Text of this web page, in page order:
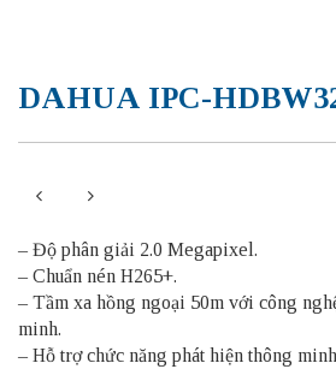
DAHUA IPC-
– Độ phân giải 2.0 Megapixel.
– Chuẩn nén H265+.
– Tầm xa hồng ngoại 50m với công
minh.
– Hỗ trợ chức năng phát hiện thông